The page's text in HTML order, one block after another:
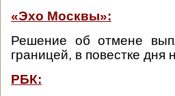
«Эхо Москвы»:
Решение об отмене
границей, в повестке дня
РБК: